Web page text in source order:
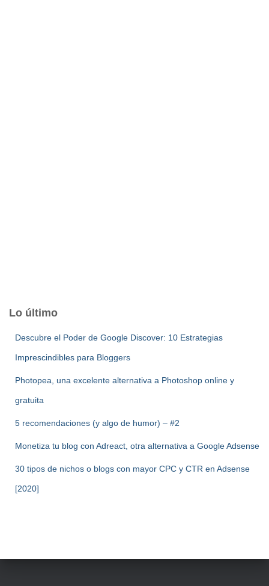
Lo último
Descubre el Poder de Google Discover: 10 Estrategias
Imprescindibles para Bloggers
Photopea, una excelente alternativa a Photoshop online y
gratuita
5 recomendaciones (y algo de humor) – #2
Monetiza tu blog con Adreact, otra alternativa a Google Adsense
30 tipos de nichos o blogs con mayor CPC y CTR en Adsense
[2020]